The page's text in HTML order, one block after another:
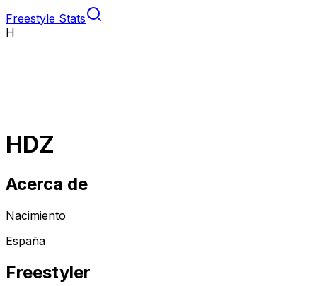
Freestyle Stats
H
HDZ
Acerca de
Nacimiento
España
Freestyler